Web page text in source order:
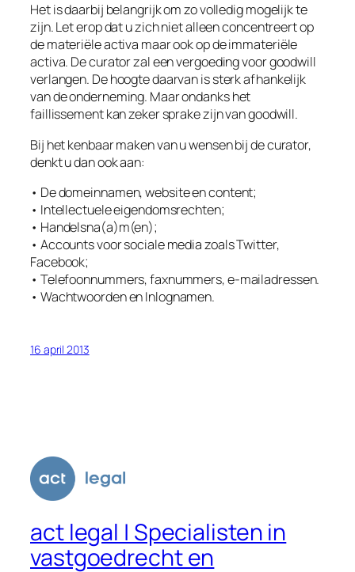
Het is daarbij belangrijk om zo volledig mogelijk te
zijn. Let erop dat u zich niet alleen concentreert op
de materiële activa maar ook op de immateriële
activa. De curator zal een vergoeding voor goodwill
verlangen. De hoogte daarvan is sterk afhankelijk
van de onderneming. Maar ondanks het
faillissement kan zeker sprake zijn van goodwill.
Bij het kenbaar maken van u wensen bij de curator,
denkt u dan ook aan:
• De domeinnamen, website en content;
• Intellectuele eigendomsrechten;
• Handelsna(a)m(en);
• Accounts voor sociale media zoals Twitter,
Facebook;
• Telefoonnummers, faxnummers, e-mailadressen.
• Wachtwoorden en Inlognamen.
16 april 2013
act legal | Specialisten in
vastgoedrecht en